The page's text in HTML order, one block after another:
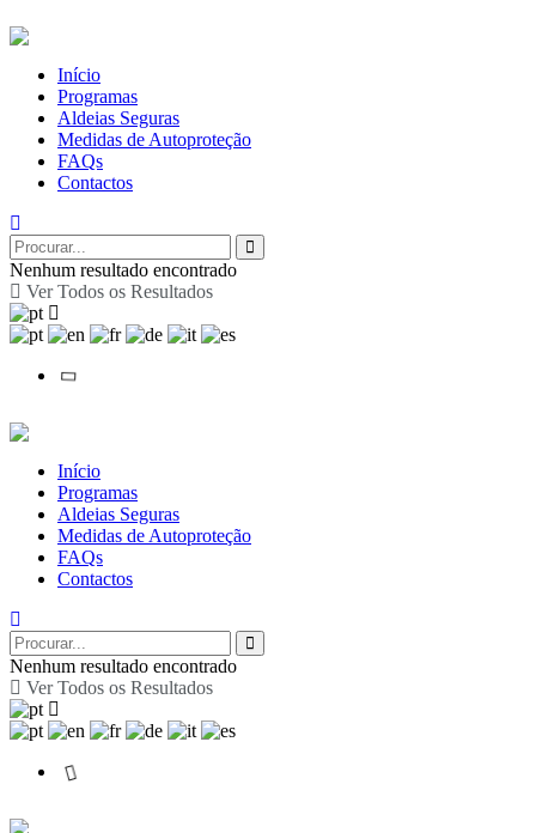
Início
Programas
Aldeias Seguras
Medidas de Autoproteção
FAQs
Contactos
Nenhum resultado encontrado
Ver Todos os Resultados
Início
Programas
Aldeias Seguras
Medidas de Autoproteção
FAQs
Contactos
Nenhum resultado encontrado
Ver Todos os Resultados